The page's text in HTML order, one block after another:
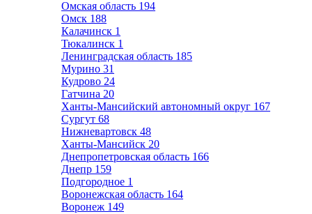
Омская область 194
Омск 188
Калачинск 1
Тюкалинск 1
Ленинградская область 185
Мурино 31
Кудрово 24
Гатчина 20
Ханты-Мансийский автономный округ 167
Сургут 68
Нижневартовск 48
Ханты-Мансийск 20
Днепропетровская область 166
Днепр 159
Подгородное 1
Воронежская область 164
Воронеж 149